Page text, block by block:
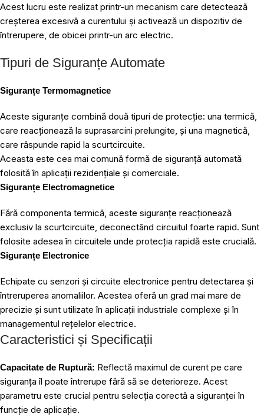
Acest lucru este realizat printr-un mecanism care detectează
creșterea excesivă a curentului și activează un dispozitiv de
întrerupere, de obicei printr-un arc electric.
Tipuri de Siguranțe Automate
Siguranțe Termomagnetice
Aceste siguranțe combină două tipuri de protecție: una termică,
care reacționează la suprasarcini prelungite, și una magnetică,
care răspunde rapid la scurtcircuite.
Aceasta este cea mai comună formă de siguranță automată
folosită în aplicații rezidențiale și comerciale.
Siguranțe Electromagnetice
Fără componenta termică, aceste siguranțe reacționează
exclusiv la scurtcircuite, deconectând circuitul foarte rapid. Sunt
folosite adesea în circuitele unde protecția rapidă este crucială.
Siguranțe Electronice
Echipate cu senzori și circuite electronice pentru detectarea și
întreruperea anomaliilor. Acestea oferă un grad mai mare de
precizie și sunt utilizate în aplicații industriale complexe și în
managementul rețelelor electrice.
Caracteristici și Specificații
Capacitate de Ruptură: Reflectă maximul de curent pe care
siguranța îl poate întrerupe fără să se deterioreze. Acest
parametru este crucial pentru selecția corectă a siguranței în
funcție de aplicație.